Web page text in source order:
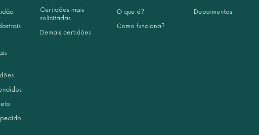
Certidões mais
solicitadas
Demais certidões
O que é?
Como funciona?
Depoimentos